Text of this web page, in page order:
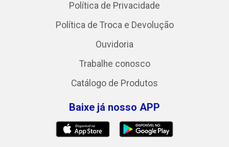
Política de Privacidade
Política de Troca e Devolução
Ouvidoria
Trabalhe conosco
Catálogo de Produtos
Baixe já nosso APP